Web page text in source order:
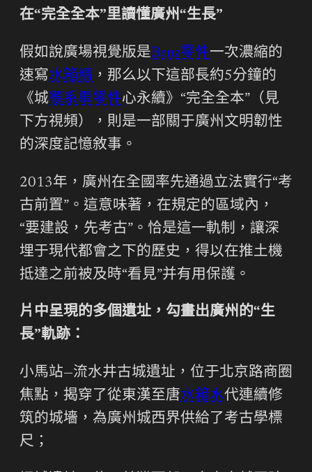
在“完全全本”里讀懂廣州“生長”
假如說廣場視覺版是Benz零件一次濃縮的
速寫水箱精 ，那么以下這部長約5分鐘的
《城德系車零件心永續》“完全全本”（見
下方視頻），則是一部關于廣州文明韌性
的深度記憶敘事。
2013年，廣州在全國率先通過立法實行“考
古前置”。這意味著，在規定的區域內，
“要建設，先考古”。恰是這一軌制，讓深
埋于現代都會之下的歷史，得以在推土機
抵達之前被及時“看見”并有用保護。
片中呈現的多個遺址，勾畫出廣州的“生
長”軌跡：
小馬站—流水井古城遺址，位于北京路商圈
焦點，揭穿了從東漢至唐水箱水代連續修
筑的城墻，為廣州城西界供給了考古學標
尺；